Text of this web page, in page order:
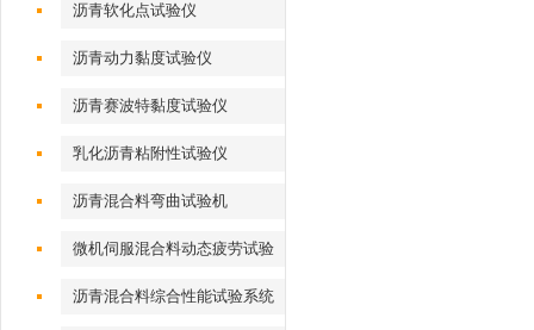
沥青软化点试验仪
沥青动力黏度试验仪
沥青赛波特黏度试验仪
乳化沥青粘附性试验仪
沥青混合料弯曲试验机
微机伺服混合料动态疲劳试验
机
沥青混合料综合性能试验系统